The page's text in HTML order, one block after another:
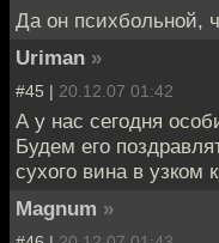
Да он психбольной,
Uriman »
#45 | 20.12.07 01:42
А у нас сегодня
Будем его
сухого вина в узком
Magnum »